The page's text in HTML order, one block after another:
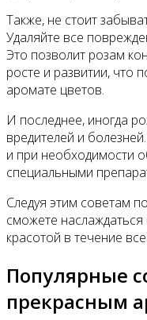
Также, не стоит
Удаляйте все
Это позволит розам
росте и развитии, что
аромате цветов.
И последнее, иногда
вредителей и
и при необходимости
специальными
Следуя этим советам
сможете
красотой в течение
Популярные
прекрасным